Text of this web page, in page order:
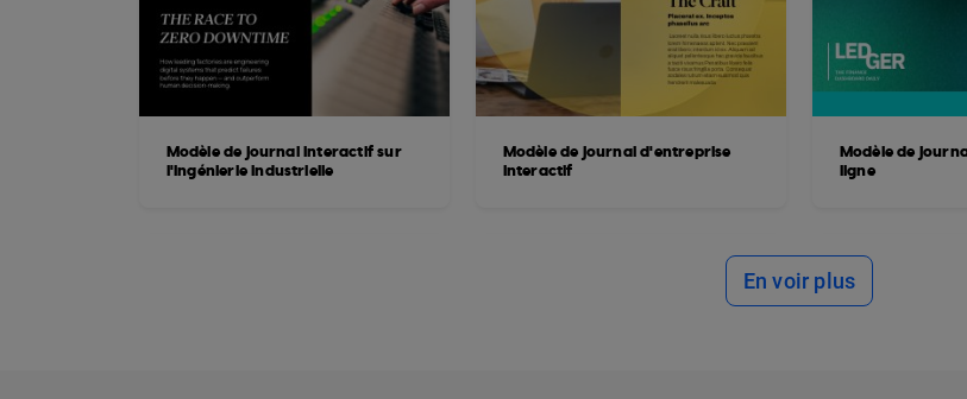
Modèle de journal interactif sur
l'ingénierie industrielle
Modèle de journal d'entreprise
interactif
Modèle de
ligne
En voir plus